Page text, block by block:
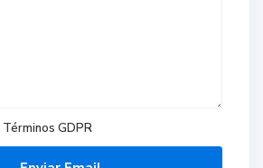
Términos GDPR